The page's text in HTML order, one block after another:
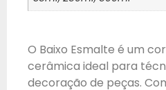
O Baixo Esmalte é um
cerâmica ideal para
decoração de peças.